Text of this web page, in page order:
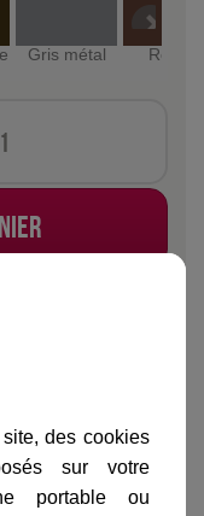
Gris métal Rouille
des cookies
sur votre
portable ou